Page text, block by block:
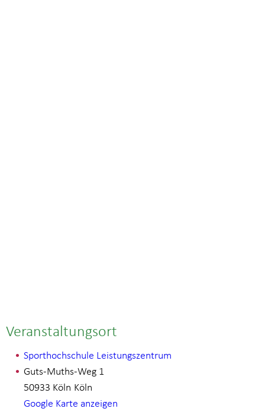
Veranstaltungsort
Sporthochschule Leistungszentrum
Guts-Muths-Weg 1
Köln
50933 Köln
Google Karte anzeigen